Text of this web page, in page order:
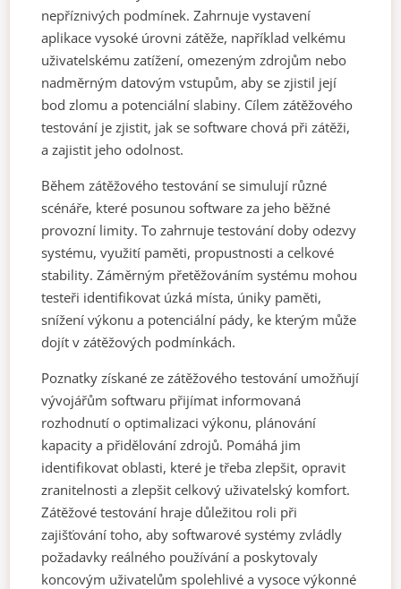
nepříznivých podmínek. Zahrnuje vystavení
aplikace vysoké úrovni zátěže, například velkému
uživatelskému zatížení, omezeným zdrojům nebo
nadměrným datovým vstupům, aby se zjistil její
bod zlomu a potenciální slabiny. Cílem zátěžového
testování je zjistit, jak se software chová při zátěži,
a zajistit jeho odolnost.
Během zátěžového testování se simulují různé
scénáře, které posunou software za jeho běžné
provozní limity. To zahrnuje testování doby odezvy
systému, využití paměti, propustnosti a celkové
stability. Záměrným přetěžováním systému mohou
testeři identifikovat úzká místa, úniky paměti,
snížení výkonu a potenciální pády, ke kterým může
dojít v zátěžových podmínkách.
Poznatky získané ze zátěžového testování umožňují
vývojářům softwaru přijímat informovaná
rozhodnutí o optimalizaci výkonu, plánování
kapacity a přidělování zdrojů. Pomáhá jim
identifikovat oblasti, které je třeba zlepšit, opravit
zranitelnosti a zlepšit celkový uživatelský komfort.
Zátěžové testování hraje důležitou roli při
zajišťování toho, aby softwarové systémy zvládly
požadavky reálného používání a poskytovaly
koncovým uživatelům spolehlivé a vysoce výkonné